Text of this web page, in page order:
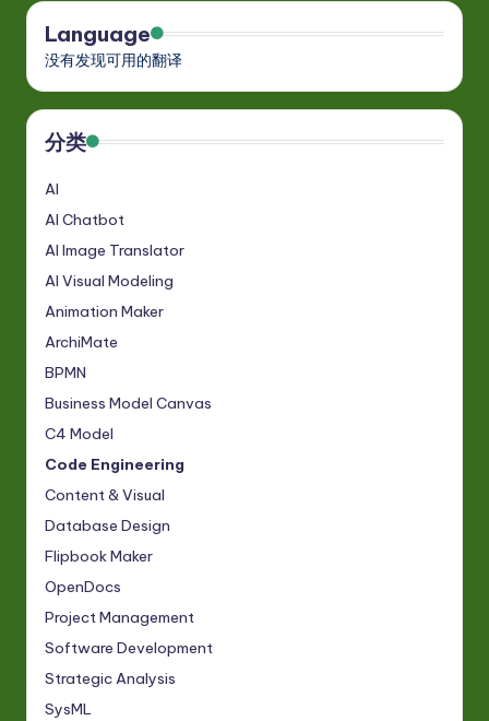
s
e
-
L
a
t
e
s
t
in
A
&
S
o
ft
w
a
r
e
Language
没有发现可用的翻译
分类
AI
AI Chatbot
AI Image Translator
AI Visual Modeling
Animation Maker
ArchiMate
BPMN
Business Model Canvas
C4 Model
Code Engineering
Content & Visual
Database Design
Flipbook Maker
OpenDocs
Project Management
Software Development
Strategic Analysis
SysML